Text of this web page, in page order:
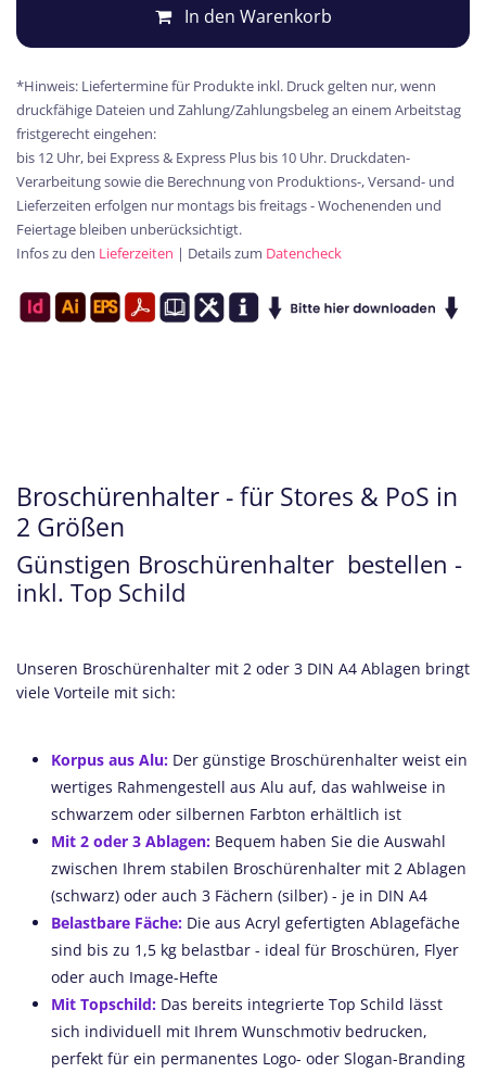
In den Warenkorb
*Hinweis: Liefertermine für Produkte inkl. Druck gelten nur, wenn
druckfähige Dateien und Zahlung/Zahlungsbeleg an einem Arbeitstag
fristgerecht eingehen:
bis 12 Uhr, bei Express & Express Plus bis 10 Uhr. Druckdaten-
Verarbeitung sowie die Berechnung von Produktions-, Versand- und
Lieferzeiten erfolgen nur montags bis freitags - Wochenenden und
Feiertage bleiben unberücksichtigt.
Infos zu den Lieferzeiten | Details zum Datencheck
Broschürenhalter - für Stores & PoS in
2 Größen
Günstigen Broschürenhalter bestellen -
inkl. Top Schild
Unseren Broschürenhalter mit 2 oder 3 DIN A4 Ablagen bringt
viele Vorteile mit sich:
Korpus aus Alu: Der günstige Broschürenhalter weist ein
wertiges Rahmengestell aus Alu auf, das wahlweise in
schwarzem oder silbernen Farbton erhältlich ist
Mit 2 oder 3 Ablagen: Bequem haben Sie die Auswahl
zwischen Ihrem stabilen Broschürenhalter mit 2 Ablagen
(schwarz) oder auch 3 Fächern (silber) - je in DIN A4
Belastbare Fäche: Die aus Acryl gefertigten Ablagefäche
sind bis zu 1,5 kg belastbar - ideal für Broschüren, Flyer
oder auch Image-Hefte
Mit Topschild: Das bereits integrierte Top Schild lässt
sich individuell mit Ihrem Wunschmotiv bedrucken,
perfekt für ein permanentes Logo- oder Slogan-Branding